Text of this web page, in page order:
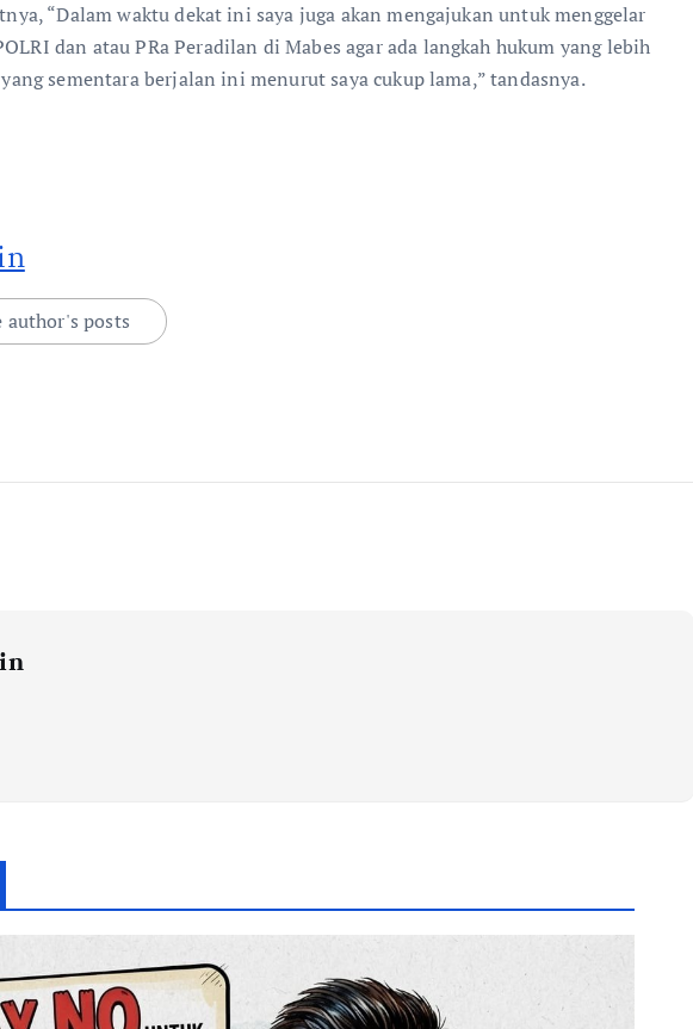
“Dalam waktu dekat ini saya juga akan mengajukan untuk menggelar
dan atau PRa Peradilan di Mabes agar ada langkah hukum yang lebih
sementara berjalan ini menurut saya cukup lama,” tandasnya.
author's posts